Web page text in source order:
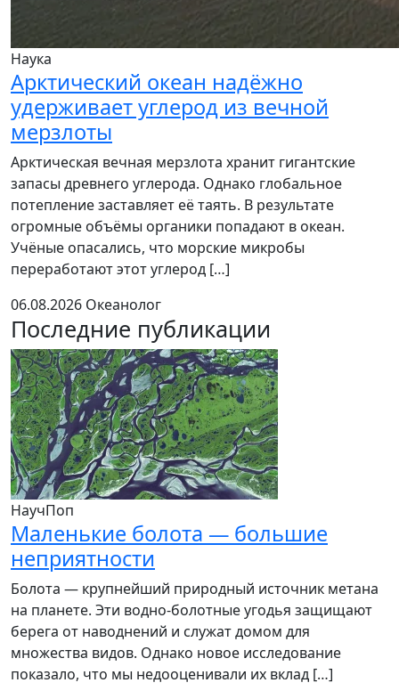
Наука
Арктический океан надёжно
удерживает углерод из вечной
мерзлоты
Арктическая вечная мерзлота хранит гигантские
запасы древнего углерода. Однако глобальное
потепление заставляет её таять. В результате
огромные объёмы органики попадают в океан.
Учёные опасались, что морские микробы
переработают этот углерод […]
06.08.2026 Океанолог
Последние публикации
НаучПоп
Маленькие болота — большие
неприятности
Болота — крупнейший природный источник метана
на планете. Эти водно-болотные угодья защищают
берега от наводнений и служат домом для
множества видов. Однако новое исследование
показало, что мы недооценивали их вклад […]